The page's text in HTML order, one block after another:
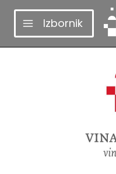
Skip
content
Izbornik